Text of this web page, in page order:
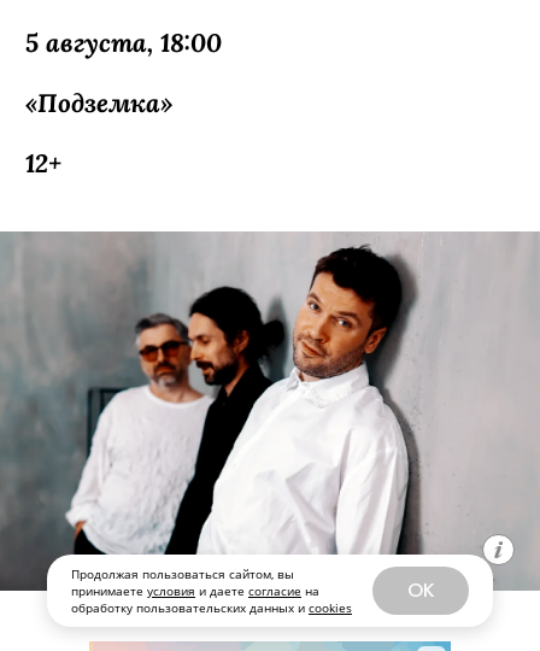
Продолжая пользоваться сайтом, вы
принимаете условия и даете согласие на
обработку пользовательских данных и cookies
OK
5 августа, 18:00
«Подземка»
12+